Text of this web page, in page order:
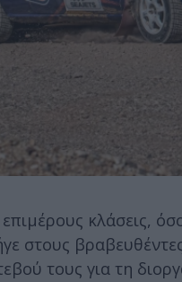
κλάσεις,
στους
τους για τη